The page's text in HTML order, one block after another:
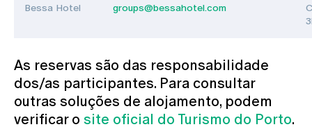
Bessa Hotel groups@bessahotel.com
As reservas são das responsabilidade
dos/as participantes. Para consultar
outras soluções de alojamento, podem
verificar o site oficial do Turismo do Porto.